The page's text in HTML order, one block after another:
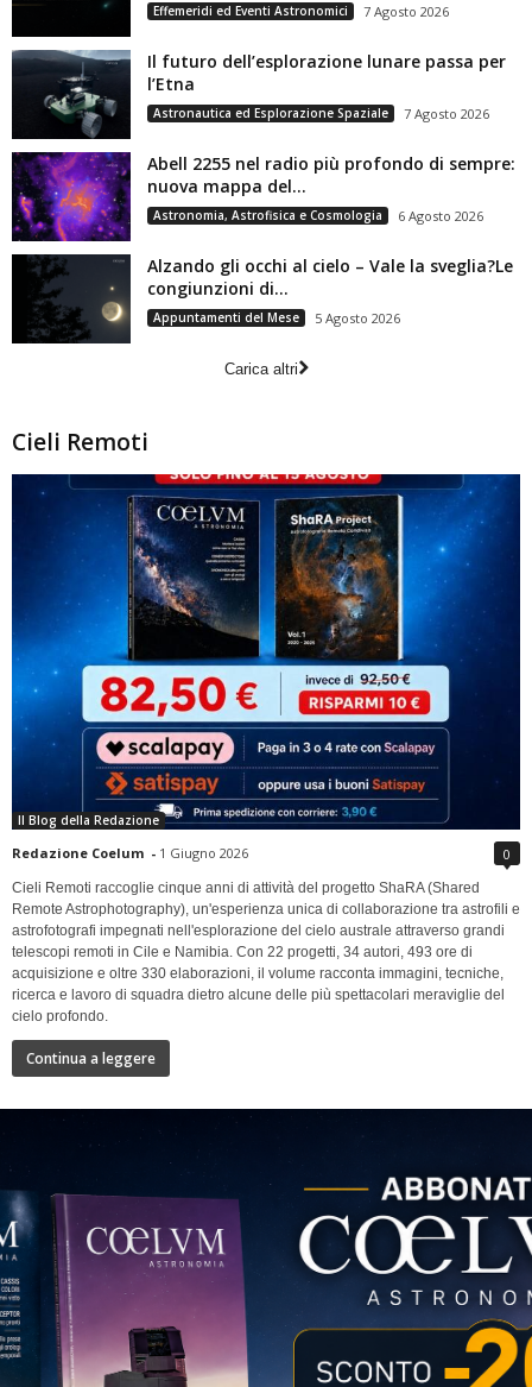
Effemeridi ed Eventi Astronomici 7 Agosto 2026
Il futuro dell’esplorazione lunare passa per
l’Etna
Astronautica ed Esplorazione Spaziale 7 Agosto 2026
Abell 2255 nel radio più profondo di sempre:
nuova mappa del...
Astronomia, Astrofisica e Cosmologia 6 Agosto 2026
Alzando gli occhi al cielo – Vale la sveglia?Le
congiunzioni di...
Appuntamenti del Mese 5 Agosto 2026
Carica altri
Cieli Remoti
Il Blog della Redazione
Redazione Coelum - 1 Giugno 2026 0
Cieli Remoti raccoglie cinque anni di attività del progetto ShaRA (Shared
Remote Astrophotography), un'esperienza unica di collaborazione tra astrofili e
astrofotografi impegnati nell'esplorazione del cielo australe attraverso grandi
telescopi remoti in Cile e Namibia. Con 22 progetti, 34 autori, 493 ore di
acquisizione e oltre 330 elaborazioni, il volume racconta immagini, tecniche,
ricerca e lavoro di squadra dietro alcune delle più spettacolari meraviglie del
cielo profondo.
Continua a leggere